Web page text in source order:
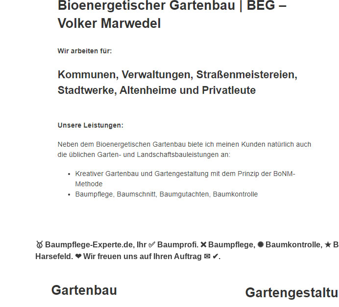
🥇 Baumpflege-Experte.de, Ihr ✅ Baumprofi. ❌ Baumpflege, ✺ Baumkontrolle,
Harsefeld. ❤ Wir freuen uns auf Ihren Auftrag ✉ ✔.